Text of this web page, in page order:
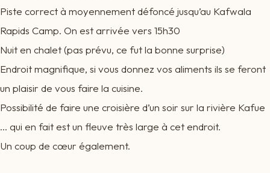
Piste correct à moyennement défoncé jusqu’au Kafwala
Rapids Camp. On est arrivée vers 15h30
Nuit en chalet (pas prévu, ce fut la bonne surprise)
Endroit magnifique, si vous donnez vos aliments ils se feront
un plaisir de vous faire la cuisine.
Possibilité de faire une croisière d’un soir sur la rivière Kafue
… qui en fait est un fleuve très large à cet endroit.
Un coup de cœur également.